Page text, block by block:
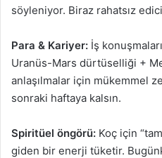
söyleniyor. Biraz rahatsız
Para & Kariyer: İş
Uranüs-Mars dürtüselliği +
anlaşılmalar için mükemmel
sonraki haftaya kalsın.
Spiritüel öngörü: Koç için
giden bir enerji tüketir.